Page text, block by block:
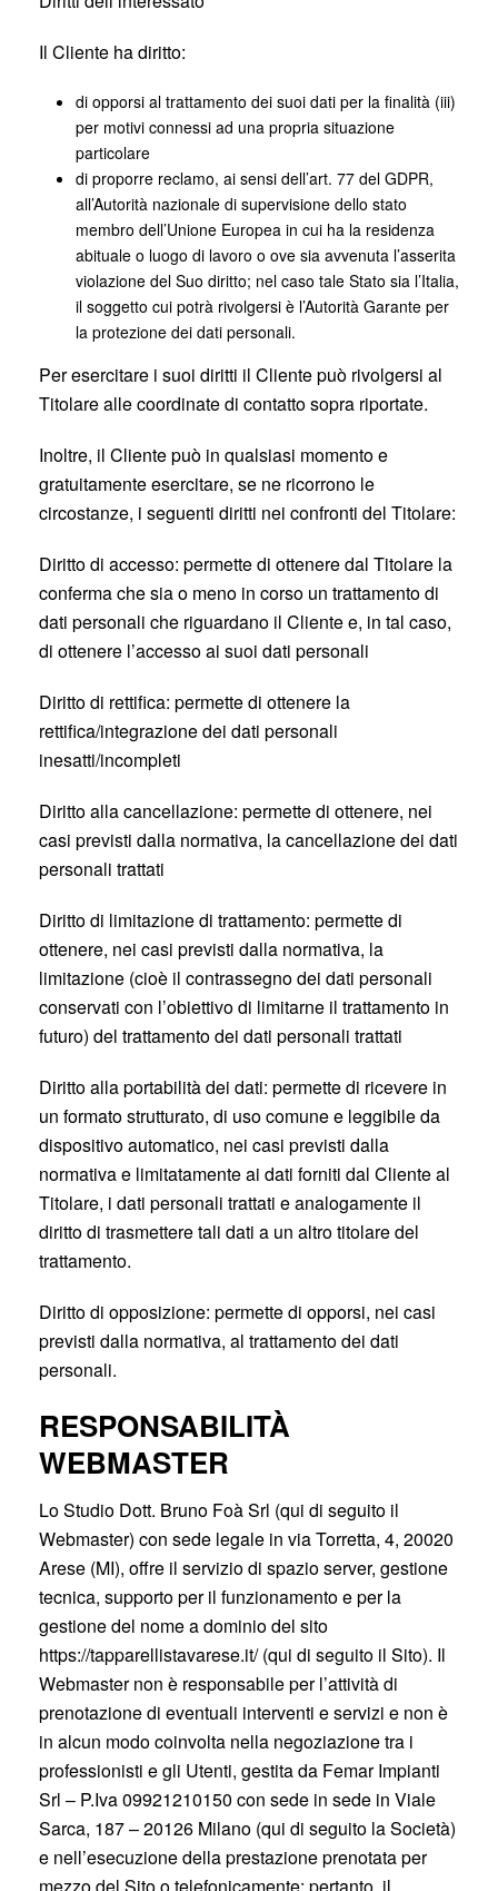
Il Cliente ha diritto:
di opporsi al trattamento dei suoi dati per la finalità (iii)
per motivi connessi ad una propria situazione
particolare
di proporre reclamo, ai sensi dell’art. 77 del GDPR,
all’Autorità nazionale di supervisione dello stato
membro dell’Unione Europea in cui ha la residenza
abituale o luogo di lavoro o ove sia avvenuta l’asserita
violazione del Suo diritto; nel caso tale Stato sia l’Italia,
il soggetto cui potrà rivolgersi è l’Autorità Garante per
la protezione dei dati personali.
Per esercitare i suoi diritti il Cliente può rivolgersi al
Titolare alle coordinate di contatto sopra riportate.
Inoltre, il Cliente può in qualsiasi momento e
gratuitamente esercitare, se ne ricorrono le
circostanze, i seguenti diritti nei confronti del Titolare:
Diritto di accesso: permette di ottenere dal Titolare la
conferma che sia o meno in corso un trattamento di
dati personali che riguardano il Cliente e, in tal caso,
di ottenere l’accesso ai suoi dati personali
Diritto di rettifica: permette di ottenere la
rettifica/integrazione dei dati personali
inesatti/incompleti
Diritto alla cancellazione: permette di ottenere, nei
casi previsti dalla normativa, la cancellazione dei dati
personali trattati
Diritto di limitazione di trattamento: permette di
ottenere, nei casi previsti dalla normativa, la
limitazione (cioè il contrassegno dei dati personali
conservati con l’obiettivo di limitarne il trattamento in
futuro) del trattamento dei dati personali trattati
Diritto alla portabilità dei dati: permette di ricevere in
un formato strutturato, di uso comune e leggibile da
dispositivo automatico, nei casi previsti dalla
normativa e limitatamente ai dati forniti dal Cliente al
Titolare, i dati personali trattati e analogamente il
diritto di trasmettere tali dati a un altro titolare del
trattamento.
Diritto di opposizione: permette di opporsi, nei casi
previsti dalla normativa, al trattamento dei dati
personali.
RESPONSABILITÀ
WEBMASTER
Lo Studio Dott. Bruno Foà Srl (qui di seguito il
Webmaster) con sede legale in via Torretta, 4, 20020
Arese (MI), offre il servizio di spazio server, gestione
tecnica, supporto per il funzionamento e per la
gestione del nome a dominio del sito
https://tapparellistavarese.it/ (qui di seguito il Sito). Il
Webmaster non è responsabile per l’attività di
prenotazione di eventuali interventi e servizi e non è
in alcun modo coinvolta nella negoziazione tra i
professionisti e gli Utenti, gestita da Femar Impianti
Srl – P.Iva 09921210150 con sede in sede in Viale
Sarca, 187 – 20126 Milano (qui di seguito la Società)
e nell’esecuzione della prestazione prenotata per